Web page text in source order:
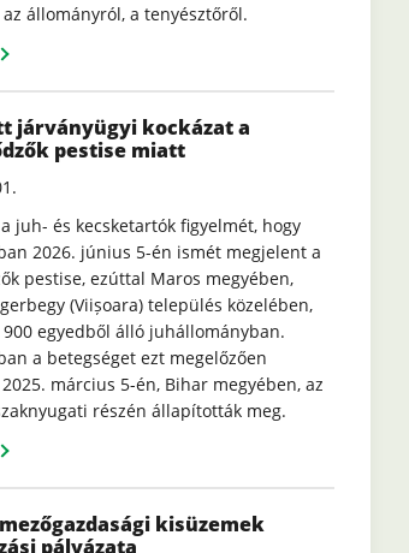
állományról, a tenyésztőről.
járványügyi kockázat a
pestise miatt
juh- és kecsketartók figyelmét, hogy
2026. június 5-én ismét megjelent a
pestise, ezúttal Maros megyében,
(Viișoara) település közelében,
900 egyedből álló juhállományban.
a betegséget ezt megelőzően
március 5-én, Bihar megyében, az
részén állapították meg.
kisüzemek
pályázata